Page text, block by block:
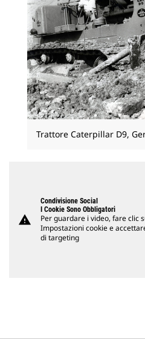
Trattore Caterpillar D9,
warning
Condivisione Social
I Cookie Sono Obbligatori
Per guardare i video, fare clic
Impostazioni cookie e
di targeting